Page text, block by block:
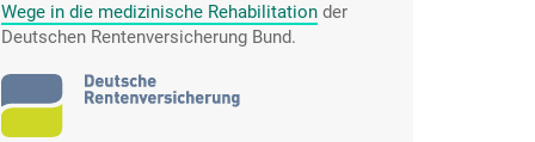
Wege in die medizinische Rehabilitation der
Deutschen Rentenversicherung Bund.